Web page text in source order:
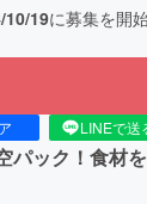
10/19に募集を開
LINEで送
パック！食材